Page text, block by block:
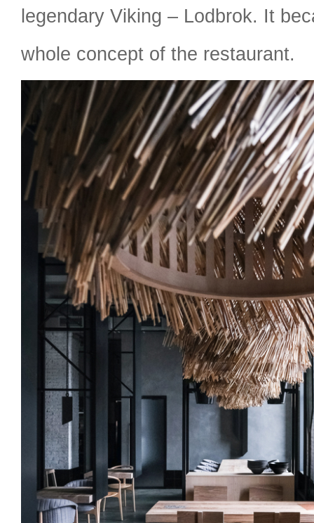
legendary Viking – Lodbrok. It
whole concept of the restaurant.